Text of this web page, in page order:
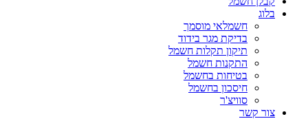
בלוג
חשמלאי מוסמך
בדיקת מגר בידוד
תיקון תקלות חשמל
התקנות חשמל
בטיחות בחשמל
חיסכון בחשמל
סוויצ'ר
צור קשר